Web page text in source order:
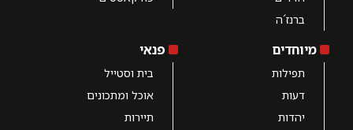
ברנז´ה
מיוחדים
תפילות
דעות
יהדות
פנאי
בית וסטייל
אוכל ומתכונים
תיירות